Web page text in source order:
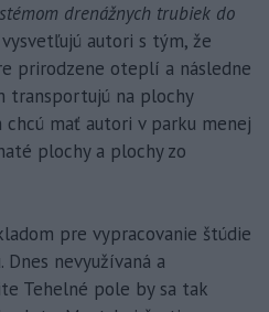
drenážnych trubiek do
vysvetľujú autori s tým, že
prirodzene oteplí a následne
transportujú na plochy
mať autori v parku menej
plochy a plochy zo
pre vypracovanie štúdie
nevyužívaná a
Tehelné pole by sa tak